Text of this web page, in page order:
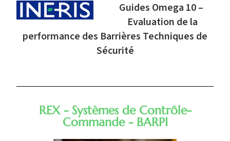
Guides Omega 10 –
Evaluation de la
performance des Barrières Techniques de
Sécurité
REX - Systèmes de Contrôle-
Commande - BARPI